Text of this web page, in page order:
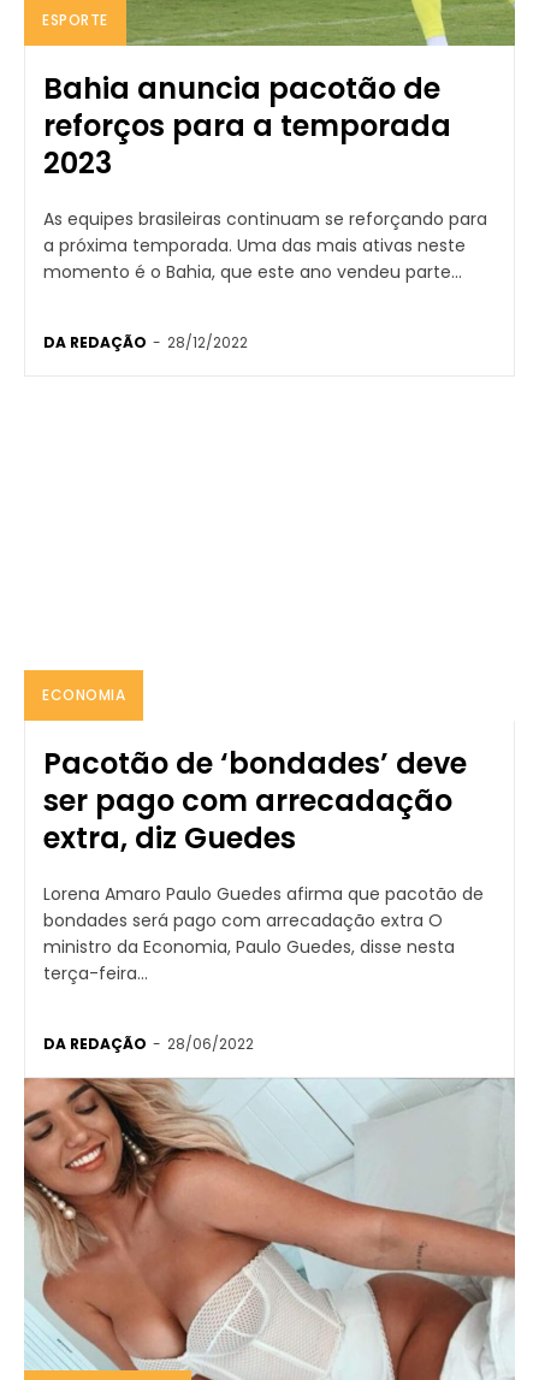
ESPORTE
Bahia anuncia pacotão de
reforços para a temporada
2023
As equipes brasileiras continuam se reforçando para
a próxima temporada. Uma das mais ativas neste
momento é o Bahia, que este ano vendeu parte...
DA REDAÇÃO - 28/12/2022
ECONOMIA
Pacotão de ‘bondades’ deve
ser pago com arrecadação
extra, diz Guedes
Lorena Amaro Paulo Guedes afirma que pacotão de
bondades será pago com arrecadação extra O
ministro da Economia, Paulo Guedes, disse nesta
terça-feira...
DA REDAÇÃO - 28/06/2022